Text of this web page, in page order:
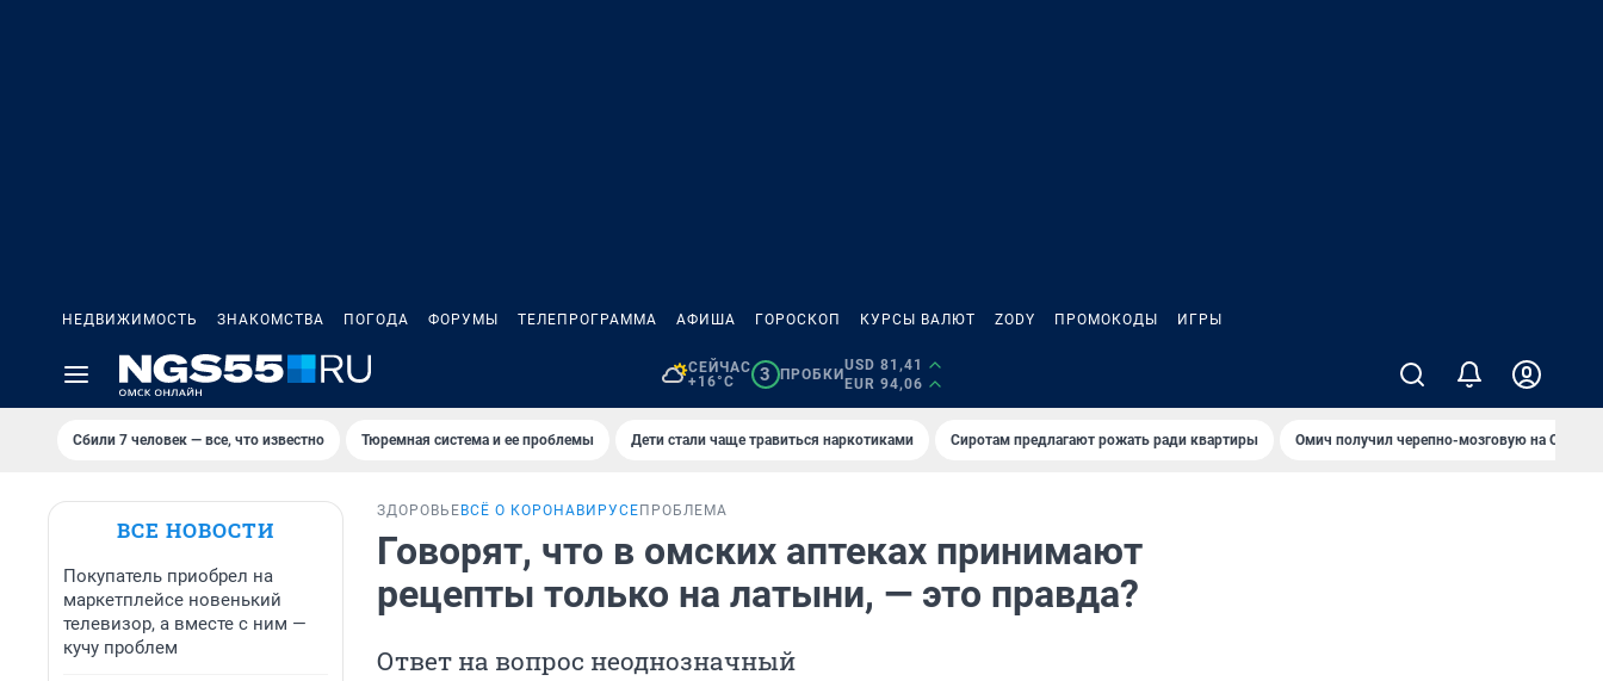
НЕДВИЖИМОСТЬ ЗНАКОМСТВА ПОГОДА ФОРУМЫ ТЕЛЕПРОГРАММА АФИША ГОРОСКОП КУРСЫ ВАЛЮТ ZODY ПРОМОКОДЫ ИГРЫ
СЕЙЧАС
+16°C
3 ПРОБКИ
USD 81,41
EUR 94,06
Сбили 7 человек — все, что известно Тюремная система и ее проблемы Дети стали чаще травиться наркотиками Сиротам предлагают рожать ради квартиры Омич получил черепно-мозговую на ОНПЗ
ВСЕ НОВОСТИ
Покупатель приобрел на
маркетплейсе новенький
телевизор, а вместе с ним —
кучу проблем
ЗДОРОВЬЕ ВСЁ О КОРОНАВИРУСЕ ПРОБЛЕМА
Говорят, что в омских аптеках принимают
рецепты только на латыни, — это правда?
Ответ на вопрос неоднозначный